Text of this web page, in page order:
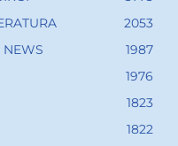
2053
NEWS
1987
1976
1823
1822